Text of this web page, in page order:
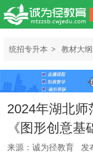
统招专升本 教材大纲
2024年湖北
《图形创意基
来源：诚为径教育 发